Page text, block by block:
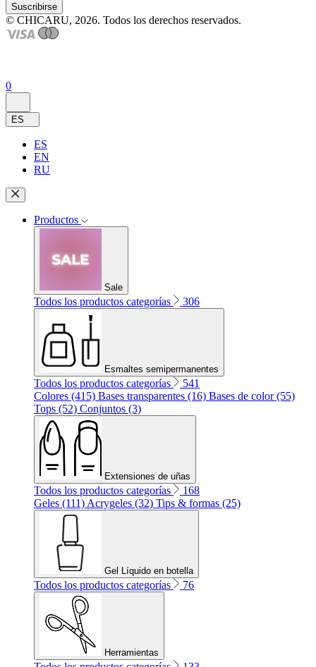
Suscribirse
© CHICARU, 2026. Todos los derechos reservados.
0
ES
ES
EN
RU
Productos
Sale
Todos los productos categorías 306
Esmaltes semipermanentes
Todos los productos categorías
541
Colores (415) Bases transparentes (16) Bases de color (55)
Tops (52) Conjuntos (3)
Extensiones de uñas
Todos los productos categorías
168
Geles (111) Acrygeles (32) Tips & formas (25)
Gel Líquido en botella
Todos los productos categorías 76
Herramientas